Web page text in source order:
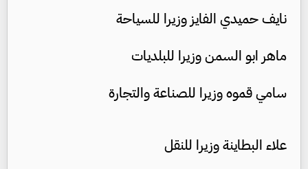
نايف حميدي الفايز وزيرا للسياحة
ماهر ابو السمن وزيرا للبلديات
سامي قموه وزيرا للصناعة والتجارة
علاء البطاينة وزيرا للنقل